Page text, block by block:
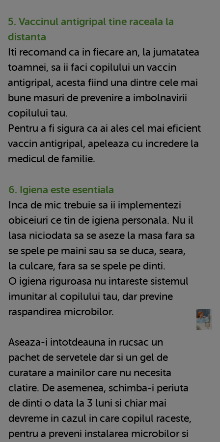
5. Vaccinul antigripal tine raceala la
distanta
Iti recomand ca in fiecare an, la jumatatea
toamnei, sa ii faci copilului un vaccin
antigripal, acesta fiind una dintre cele mai
bune masuri de prevenire a imbolnavirii
copilului tau.
Pentru a fi sigura ca ai ales cel mai eficient
vaccin antigripal, apeleaza cu incredere la
medicul de familie.
6. Igiena este esentiala
Inca de mic trebuie sa ii implementezi
obiceiuri ce tin de igiena personala. Nu il
lasa niciodata sa se aseze la masa fara sa
se spele pe maini sau sa se duca, seara,
la culcare, fara sa se spele pe dinti.
O igiena riguroasa nu intareste sistemul
imunitar al copilului tau, dar previne
raspandirea microbilor.
Aseaza-i intotdeauna in rucsac un
pachet de servetele dar si un gel de
curatare a mainilor care nu necesita
clatire. De asemenea, schimba-i periuta
de dinti o data la 3 luni si chiar mai
devreme in cazul in care copilul raceste,
pentru a preveni instalarea microbilor si